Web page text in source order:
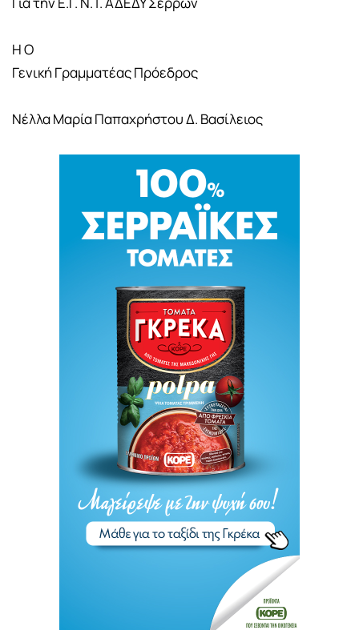
Η Ο
Γενική Γραμματέας Πρόεδρος
Νέλλα Μαρία Παπαχρήστου Δ. Βασίλειος